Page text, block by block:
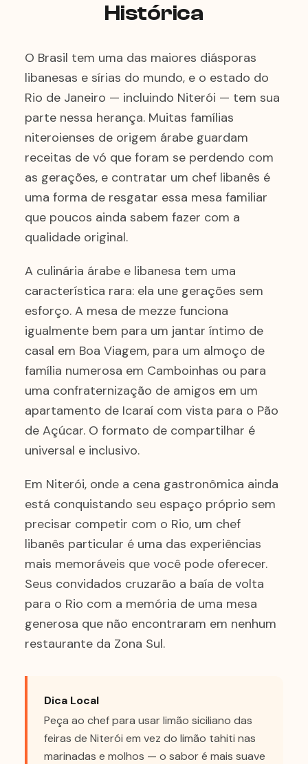
Histórica
O Brasil tem uma das maiores diásporas
libanesas e sírias do mundo, e o estado do
Rio de Janeiro — incluindo Niterói — tem sua
parte nessa herança. Muitas famílias
niteroienses de origem árabe guardam
receitas de vó que foram se perdendo com
as gerações, e contratar um chef libanês é
uma forma de resgatar essa mesa familiar
que poucos ainda sabem fazer com a
qualidade original.
A culinária árabe e libanesa tem uma
característica rara: ela une gerações sem
esforço. A mesa de mezze funciona
igualmente bem para um jantar íntimo de
casal em Boa Viagem, para um almoço de
família numerosa em Camboinhas ou para
uma confraternização de amigos em um
apartamento de Icaraí com vista para o Pão
de Açúcar. O formato de compartilhar é
universal e inclusivo.
Em Niterói, onde a cena gastronômica ainda
está conquistando seu espaço próprio sem
precisar competir com o Rio, um chef
libanês particular é uma das experiências
mais memoráveis que você pode oferecer.
Seus convidados cruzarão a baía de volta
para o Rio com a memória de uma mesa
generosa que não encontraram em nenhum
restaurante da Zona Sul.
Dica Local
Peça ao chef para usar limão siciliano das
feiras de Niterói em vez do limão tahiti nas
marinadas e molhos — o sabor é mais suave